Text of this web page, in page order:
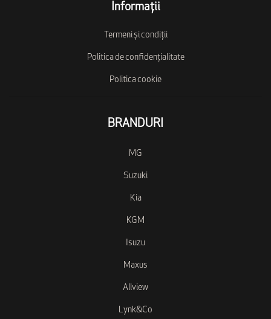
Informații
Termeni și condiții
Politica de confidențialitate
Politica cookie
BRANDURI
MG
Suzuki
Kia
KGM
Isuzu
Maxus
Allview
Lynk&Co